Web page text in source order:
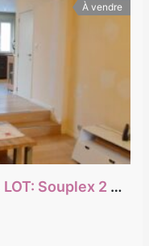
À vendre
Quartier TOMBERG: VENTE: LOT: Souplex 2 chambres + bureau avec Jardin + studio